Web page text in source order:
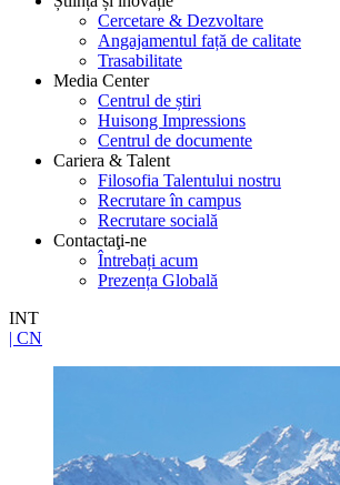
Cercetare & Dezvoltare
Angajamentul față de calitate
Trasabilitate
Media Center
Centrul de știri
Huisong Impressions
Centrul de documente
Cariera & Talent
Filosofia Talentului nostru
Recrutare în campus
Recrutare socială
Contactaţi-ne
Întrebați acum
Prezența Globală
INT
| CN